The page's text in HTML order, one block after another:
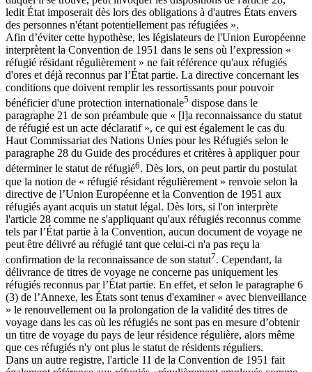
ledit État imposerait dès lors des obligations à d'autres États envers
des personnes n'étant potentiellement pas réfugiées ».
Afin d’éviter cette hypothèse, les législateurs de l'Union Européenne
interprètent la Convention de 1951 dans le sens où l’expression «
réfugié résidant régulièrement » ne fait référence qu'aux réfugiés
d'ores et déjà reconnus par l’État partie. La directive concernant les
conditions que doivent remplir les ressortissants pour pouvoir
bénéficier d'une protection internationale5 dispose dans le
paragraphe 21 de son préambule que « [l]a reconnaissance du statut
de réfugié est un acte déclaratif », ce qui est également le cas du
Haut Commissariat des Nations Unies pour les Réfugiés selon le
paragraphe 28 du Guide des procédures et critères à appliquer pour
déterminer le statut de réfugié6. Dès lors, on peut partir du postulat
que la notion de « réfugié résidant régulièrement » renvoie selon la
directive de l’Union Européenne et la Convention de 1951 aux
réfugiés ayant acquis un statut légal. Dès lors, si l'on interprète
l'article 28 comme ne s'appliquant qu'aux réfugiés reconnus comme
tels par l’État partie à la Convention, aucun document de voyage ne
peut être délivré au réfugié tant que celui-ci n'a pas reçu la
confirmation de la reconnaissance de son statut7. Cependant, la
délivrance de titres de voyage ne concerne pas uniquement les
réfugiés reconnus par l’État partie. En effet, et selon le paragraphe 6
(3) de l’Annexe, les États sont tenus d'examiner « avec bienveillance
» le renouvellement ou la prolongation de la validité des titres de
voyage dans les cas où les réfugiés ne sont pas en mesure d’obtenir
un titre de voyage du pays de leur résidence régulière, alors même
que ces réfugiés n'y ont plus le statut de résidents réguliers.
Dans un autre registre, l'article 11 de la Convention de 1951 fait